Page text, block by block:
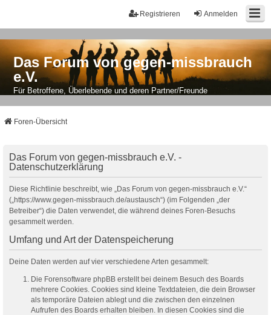
Anmelden
Registrieren
Das Forum von gegen-missbrauch
e.V.
Für Betroffene, Überlebende und deren Partner/Freunde
Foren-Übersicht
Das Forum von gegen-missbrauch e.V. -
Datenschutzerklärung
Diese Richtlinie beschreibt, wie „Das Forum von gegen-missbrauch e.V.“
(„https://www.gegen-missbrauch.de/austausch“) (im Folgenden „der
Betreiber“) die Daten verwendet, die während deines Foren-Besuchs
gesammelt werden.
Umfang und Art der Datenspeicherung
Deine Daten werden auf vier verschiedene Arten gesammelt:
Die Forensoftware phpBB erstellt bei deinem Besuch des Boards
mehrere Cookies. Cookies sind kleine Textdateien, die dein Browser
als temporäre Dateien ablegt und die zwischen den einzelnen
Aufrufen des Boards erhalten bleiben. In diesen Cookies sind die